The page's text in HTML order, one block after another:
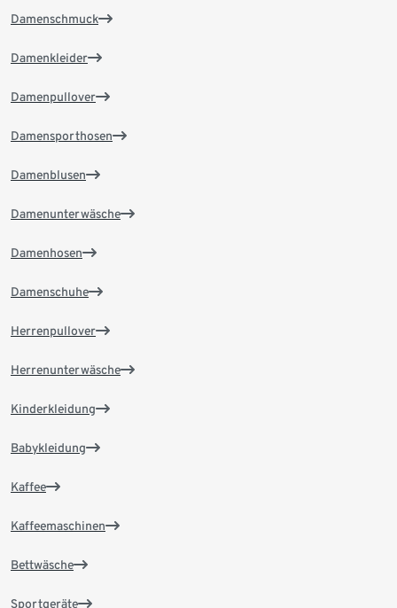
Damenschmuck
Damenkleider
Damenpullover
Damensporthosen
Damenblusen
Damenunterwäsche
Damenhosen
Damenschuhe
Herrenpullover
Herrenunterwäsche
Kinderkleidung
Babykleidung
Kaffee
Kaffeemaschinen
Bettwäsche
Sportgeräte